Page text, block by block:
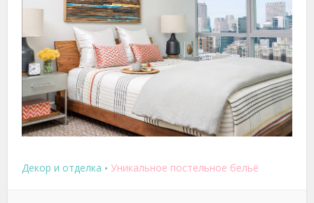
Декор и отделка • Уникальное постельное бельё